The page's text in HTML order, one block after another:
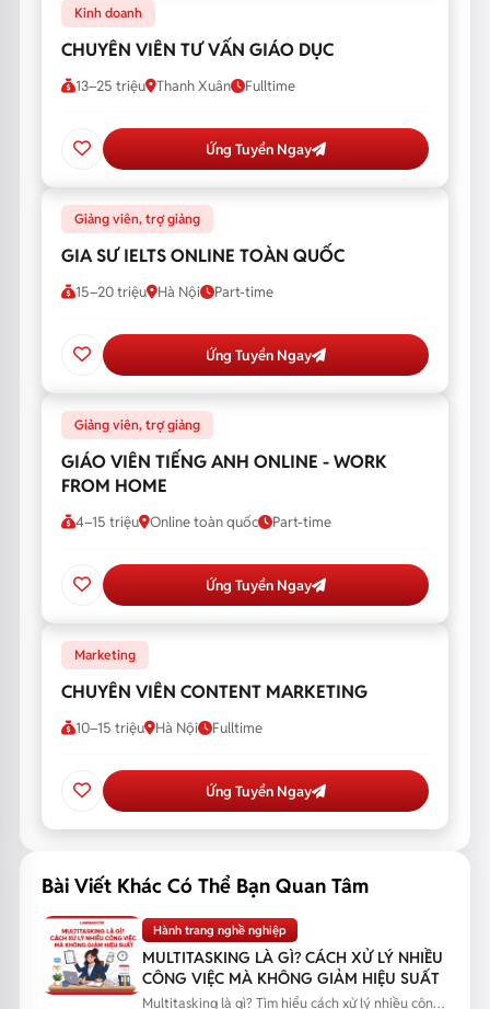
Kinh doanh
CHUYÊN VIÊN TƯ VẤN GIÁO DỤC
13–25 triệu Thanh Xuân Fulltime
Ứng Tuyển Ngay
Giảng viên, trợ giảng
GIA SƯ IELTS ONLINE TOÀN QUỐC
15–20 triệu Hà Nội Part-time
Ứng Tuyển Ngay
Giảng viên, trợ giảng
GIÁO VIÊN TIẾNG ANH ONLINE - WORK
FROM HOME
4–15 triệu Online toàn quốc Part-time
Ứng Tuyển Ngay
Marketing
CHUYÊN VIÊN CONTENT MARKETING
10–15 triệu Hà Nội Fulltime
Ứng Tuyển Ngay
Bài Viết Khác Có Thể Bạn Quan Tâm
Hành trang nghề nghiệp
MULTITASKING LÀ GÌ? CÁCH XỬ LÝ NHIỀU
CÔNG VIỆC MÀ KHÔNG GIẢM HIỆU SUẤT
Multitasking là gì? Tìm hiểu cách xử lý nhiều công